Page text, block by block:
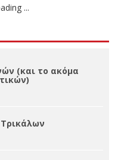
...
(και το ακόμα
Τρικάλων